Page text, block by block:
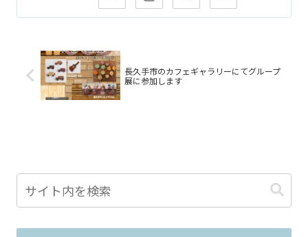
長久手市のカフェギャラリーにてグループ
展に参加します